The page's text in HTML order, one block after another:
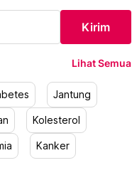
Kirim
Lihat Semua
Jantung
Kolesterol
Kanker